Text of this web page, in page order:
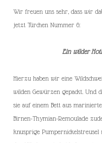
Wir freuen uns sehr, dass wir
jetzt Türchen Nummer 6:
Ein wilder
Hierzu haben wir eine
wilden Gewürzen gepackt. Und
sie auf einem Bett aus
Birnen-Thymian-Remoulade
knusprige Pumpernickelstreusel